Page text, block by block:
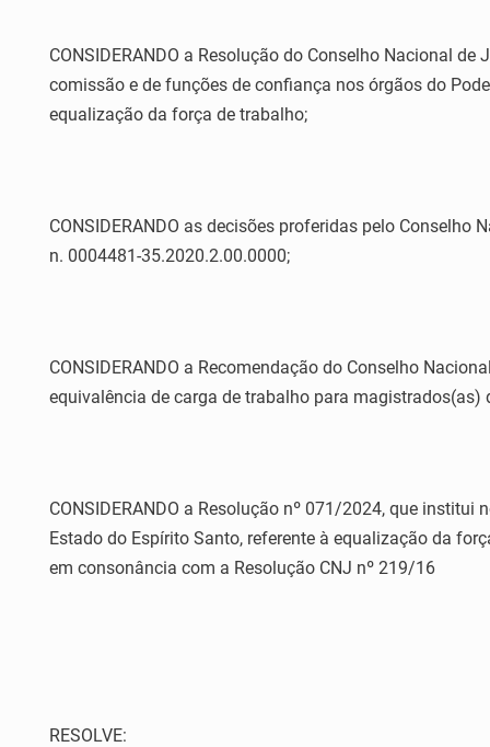
CONSIDERANDO a Resolução do Conselho Nacional
comissão e de funções de confiança nos órgãos do
equalização da força de trabalho;
CONSIDERANDO as decisões proferidas pelo
n. 0004481-35.2020.2.00.0000;
CONSIDERANDO a Recomendação do Conselho
equivalência de carga de trabalho para
CONSIDERANDO a Resolução nº 071/2024, que
Estado do Espírito Santo, referente à equalização da
em consonância com a Resolução CNJ nº 219/16
RESOLVE: